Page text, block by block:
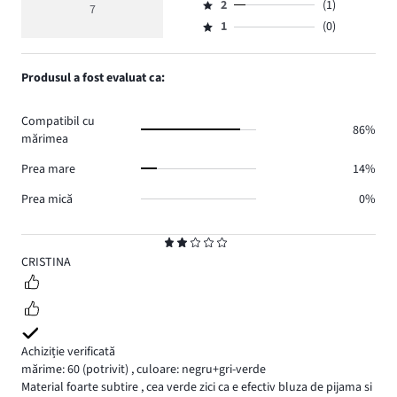
2
CRISTINA
Achiziție verificată
mărime: 60 (potrivit) ,culoare: negru+gri-verde
Material foarte subtire , cea verde zici ca e efectiv bluza de pijama si
medie
7
voturi
5.
numărul
de
1.
3,
numărul
Evaluare
2,
2
(1)
Evaluare
1,
1 (0)
Produsul a fost evaluat ca:
Compatibil cu
mărimea
86%
Prea mare
14%
Prea mică
0%